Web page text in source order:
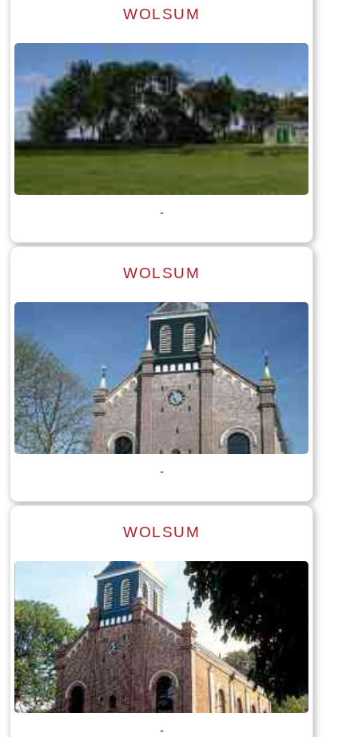
WOLSUM
-
Lees meer
Tekst: © Foto: © Hendrik van Kampen
WOLSUM
-
Lees meer
Tekst: © Foto: © Marica van der Meer
WOLSUM
-